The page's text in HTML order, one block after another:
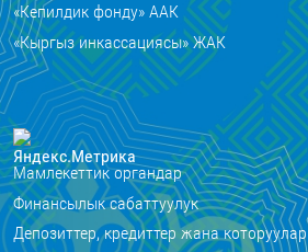
«Кепилдик фонду» ААК
«Кыргыз инкассациясы» ЖАК
Мамлекеттик органдар
Финансылык сабаттуулук
Депозиттер, кредиттер жана